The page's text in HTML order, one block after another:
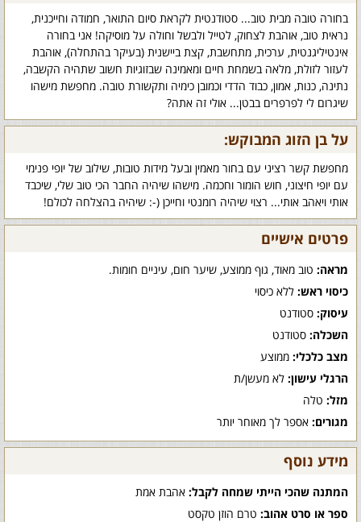
בחורה טובה מבית טוב... סטודנטית לקראת סיום התואר, חמודה וחייכנית,
נראית טוב, אוהבת לצחוק, לטייל ולבשל וחולה על מוסיקה! אני בחורה
אינטיליגנטית, ערכית, מתחשבת, קצת ביישנית (בעיקר בהתחלה), אוהבת
לעזור לזולת, מלאה בשמחת חיים ומאמינה שבזוגיות חשוב שתהיה הקשבה,
נתינה, כנות, אמון, כבוד הדדי וכמובן כימיה ותקשורת טובה. מחפשת מישהו
שיגרום לי לפרפרים בבטן... אולי זה אתה?
על בן הזוג המבוקש:
מחפשת קשר רציני עם בחור מאמין ובעל מידות טובות, שילוב של יופי פנימי
עם יופי חיצוני, חוש הומור וחכמה. מישהו שיהיה החבר הכי טוב שלי, שיכבד
אותי ויאהב אותי... רצוי שיהיה רומנטי וחייכן (-: שיהיה בהצלחה לכולם!
פרטים אישיים
מראה: טוב מאוד, גוף ממוצע, שיער חום, עיניים חומות.
כיסוי ראש: ללא כיסוי
עיסוק: סטודנט
השכלה: סטודנט
מצב כלכלי: ממוצע
הרגלי עישון: לא מעשן/ת
מזל: טלה
מגורים: אספר לך מאוחר יותר
מידע נוסף
המתנה שהכי הייתי שמחה לקבל: אהבת אמת
ספר או סרט אהוב: טרם הוזן טקסט